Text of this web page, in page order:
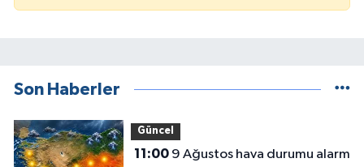
Son Haberler
Güncel
11:009 Ağustos hava durumu alarm